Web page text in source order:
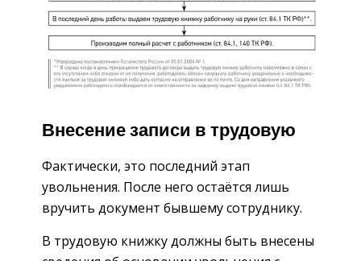
Внесение записи в трудовую
Фактически, это последний этап
увольнения. После него остаётся лишь
вручить документ бывшему сотруднику.
В трудовую книжку должны быть внесены